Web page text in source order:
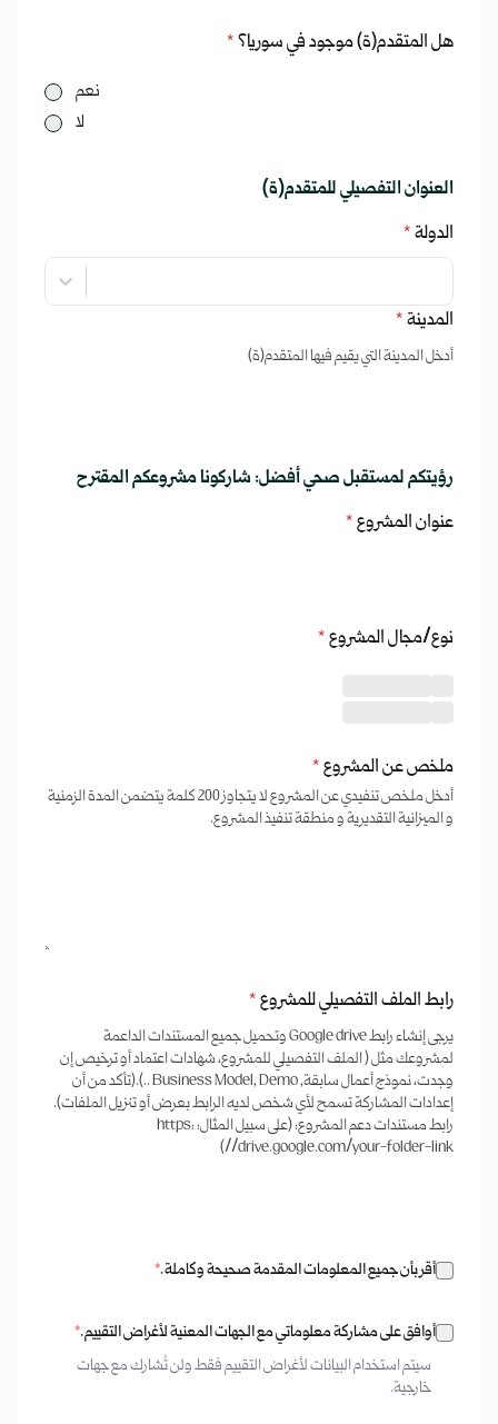
هل المتقدم(ة) موجود في سوريا؟*
نعم
لا
العنوان التفصيلي للمتقدم(ة)
الدولة*
المدينة*
أدخل المدينة التي يقيم فيها المتقدم(ة)
رؤيتكم لمستقبل صحي أفضل: شاركونا مشروعكم المقترح
عنوان المشروع*
نوع/مجال المشروع*
ملخص عن المشروع*
أدخل ملخص تنفيدي عن المشروع لا يتجاوز 200 كلمة يتضمن المدة الزمنية
و الميزانية التقديرية و منطقة تنفيذ المشروع.
رابط الملف التفصيلي للمشروع*
يرجى إنشاء رابط Google drive وتحميل جميع المستندات الداعمة
لمشروعك مثل ( الملف التفصيلي للمشروع، شهادات اعتماد أو ترخيص إن
وجدت، نموذج أعمال سابقة, Business Model, Demo ..).(تأكد من أن
إعدادات المشاركة تسمح لأي شخص لديه الرابط بعرض أو تنزيل الملفات).
رابط مستندات دعم المشروع: (على سبيل المثال: https:
//drive.google.com/your-folder-link)
أقر بأن جميع المعلومات المقدمة صحيحة وكاملة.*
أوافق على مشاركة معلوماتي مع الجهات المعنية لأغراض التقييم.*
سيتم استخدام البيانات لأغراض التقييم فقط ولن تُشارك مع جهات
خارجية.